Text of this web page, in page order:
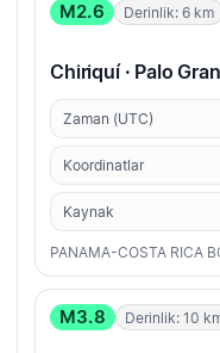
M2.6 Derinlik: 6 km
Chiriquí · Palo
Zaman (UTC)
Koordinatlar
Kaynak
PANAMA-COSTA RICA
M3.8 Derinlik: 10